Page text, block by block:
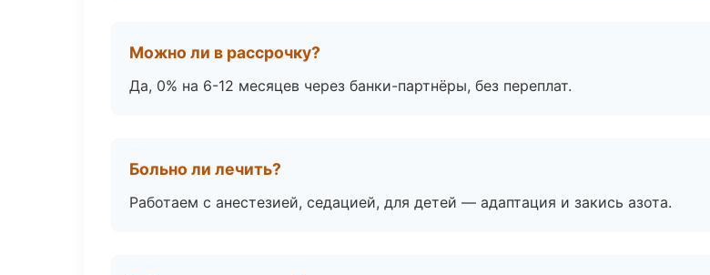
Можно ли в рассрочку?
Да, 0% на 6-12 месяцев через банки-партнёры, без переплат.
Больно ли лечить?
Работаем с анестезией, седацией, для детей — адаптация и закись азота.